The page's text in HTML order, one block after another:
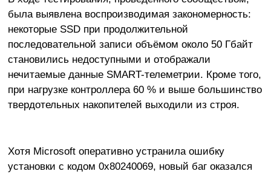
была выявлена воспроизводимая закономерность:
некоторые SSD при продолжительной
последовательной записи объёмом около 50 Гбайт
становились недоступными и отображали
нечитаемые данные SMART-телеметрии. Кроме того,
при нагрузке контроллера 60 % и выше большинство
твердотельных накопителей выходили из строя.
Хотя Microsoft оперативно устранила ошибку
установки с кодом 0x80240069, новый баг оказался